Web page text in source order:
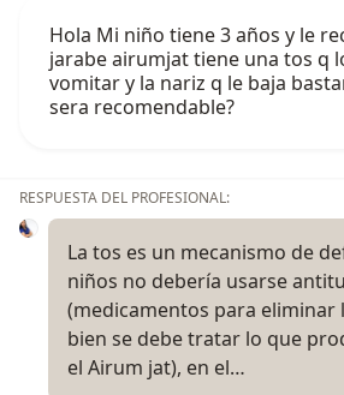
Hola Mi niño tiene 3 años y le
jarabe airumjat tiene una tos q
vomitar y la nariz q le baja
sera recomendable?
RESPUESTA DEL PROFESIONAL:
La tos es un mecanismo de
niños no debería usarse
(medicamentos para eliminar
bien se debe tratar lo que
el Airum jat), en el…